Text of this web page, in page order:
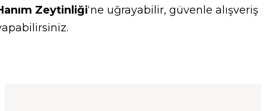
Zeytinliği‘ne uğrayabilir, güvenle alışveriş